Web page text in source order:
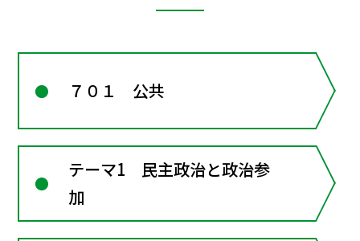
７０１ 公共
テーマ1 民主政治と政治参
加